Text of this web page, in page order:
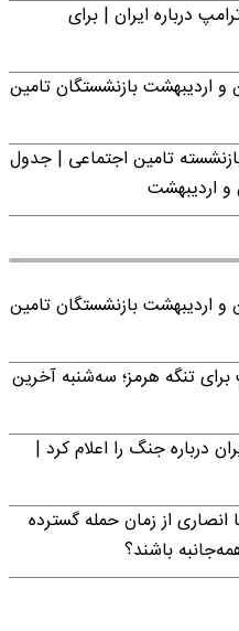
درباره ایران | برای
اردیبهشت بازنشستگان تامین
برای ۵ میلیون‌ بازنشسته تامین اجتماعی | جدول
و اردیبهشت
اردیبهشت بازنشستگان تامین
تنگه هرمز؛ سه‌شنبه آخرین
درباره جنگ را اعلام کرد |
از زمان حمله گسترده
باشند؟